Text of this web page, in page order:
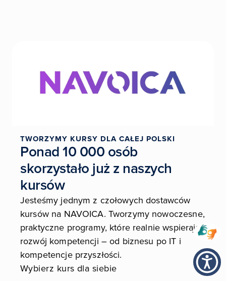
TWORZYMY KURSY DLA CAŁEJ POLSKI
Ponad 10 000 osób
skorzystało już z naszych
kursów
Jesteśmy jednym z czołowych dostawców
kursów na NAVOICA. Tworzymy nowoczesne,
praktyczne programy, które realnie wspierają
rozwój kompetencji – od biznesu po IT i
kompetencje przyszłości.
Wybierz kurs dla siebie